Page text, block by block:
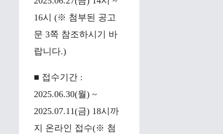
16시 (※ 첨부된 공고
문 3쪽 참조하시기 바
랍니다.)
■ 접수기간 :
2025.06.30(월) ~
2025.07.11(금) 18시까
지 온라인 접수(※ 첨